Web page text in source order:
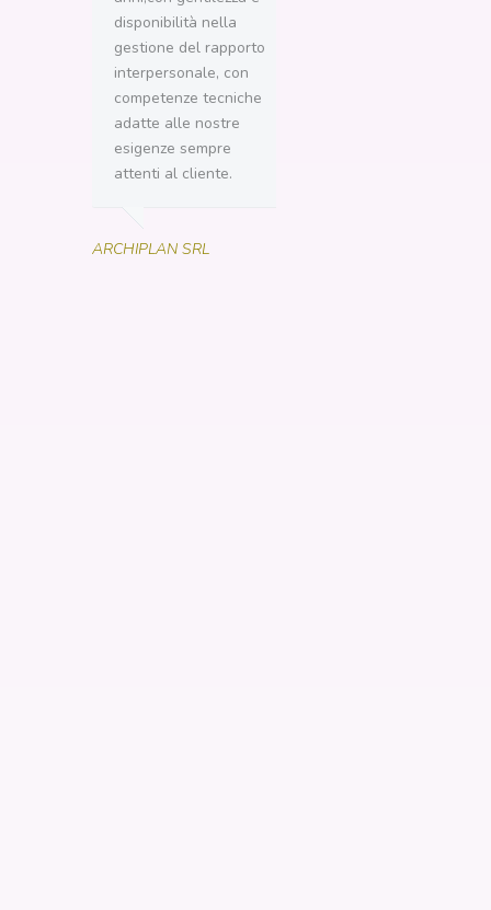
disponibilità nella
gestione del rapporto
interpersonale, con
competenze tecniche
adatte alle nostre
esigenze sempre
attenti al cliente.
ARCHIPLAN SRL